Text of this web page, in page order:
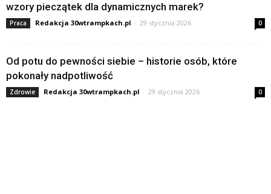
wzory pieczątek dla dynamicznych marek?
Praca Redakcja 30wtrampkach.pl - 29 stycznia 2026 0
Od potu do pewności siebie – historie osób, które
pokonały nadpotliwość
Zdrowie Redakcja 30wtrampkach.pl - 29 stycznia 2026 0